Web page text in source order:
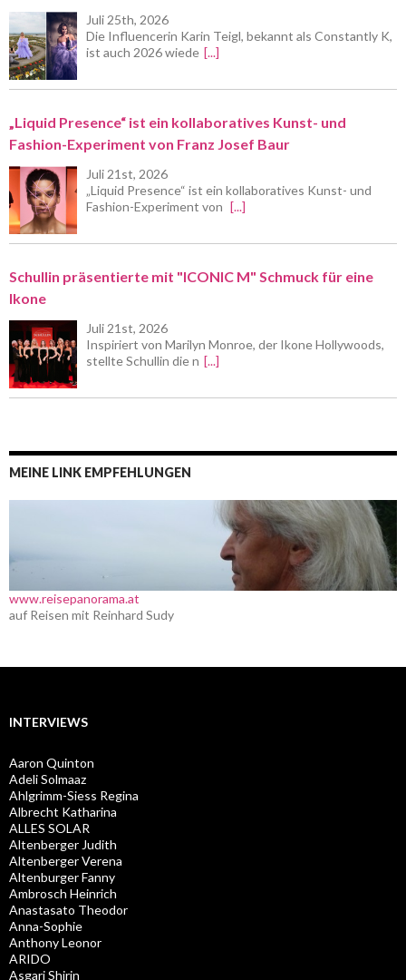
Juli 25th, 2026
Die Influencerin Karin Teigl, bekannt als Constantly K,
ist auch 2026 wiede [...]
„Liquid Presence“ ist ein kollaboratives Kunst- und
Fashion-Experiment von Franz Josef Baur
Juli 21st, 2026
„Liquid Presence“ ist ein kollaboratives Kunst- und
Fashion-Experiment von
[...]
Schullin präsentierte mit "ICONIC M" Schmuck für eine
Ikone
Juli 21st, 2026
Inspiriert von Marilyn Monroe, der Ikone Hollywoods,
stellte Schullin die n [...]
MEINE LINK EMPFEHLUNGEN
www.reisepanorama.at
auf Reisen mit Reinhard Sudy
INTERVIEWS
Aaron Quinton
Adeli Solmaaz
Ahlgrimm-Siess Regina
Albrecht Katharina
ALLES SOLAR
Altenberger Judith
Altenberger Verena
Altenburger Fanny
Ambrosch Heinrich
Anastasato Theodor
Anna-Sophie
Anthony Leonor
ARIDO
Asgari Shirin